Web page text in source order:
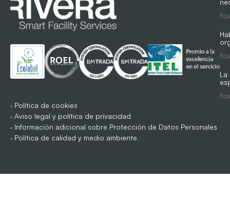
· Política de cookies
· Aviso legal y política de privacidad
· Información adicional sobre Protección de Datos Personales
· Política de calidad y medio ambiente